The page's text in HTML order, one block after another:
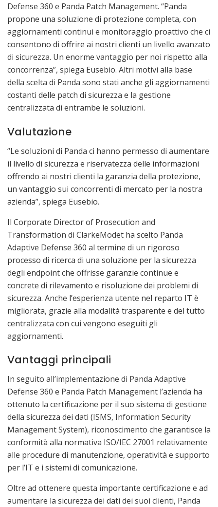
Defense 360 e Panda Patch Management. “Panda
propone una soluzione di protezione completa, con
aggiornamenti continui e monitoraggio proattivo che ci
consentono di offrire ai nostri clienti un livello avanzato
di sicurezza. Un enorme vantaggio per noi rispetto alla
concorrenza”, spiega Eusebio. Altri motivi alla base
della scelta di Panda sono stati anche gli aggiornamenti
costanti delle patch di sicurezza e la gestione
centralizzata di entrambe le soluzioni.
Valutazione
“Le soluzioni di Panda ci hanno permesso di aumentare
il livello di sicurezza e riservatezza delle informazioni
offrendo ai nostri clienti la garanzia della protezione,
un vantaggio sui concorrenti di mercato per la nostra
azienda”, spiega Eusebio.
Il Corporate Director of Prosecution and
Transformation di ClarkeModet ha scelto Panda
Adaptive Defense 360 al termine di un rigoroso
processo di ricerca di una soluzione per la sicurezza
degli endpoint che offrisse garanzie continue e
concrete di rilevamento e risoluzione dei problemi di
sicurezza. Anche l’esperienza utente nel reparto IT è
migliorata, grazie alla modalità trasparente e del tutto
centralizzata con cui vengono eseguiti gli
aggiornamenti.
Vantaggi principali
In seguito all’implementazione di Panda Adaptive
Defense 360 e Panda Patch Management l’azienda ha
ottenuto la certificazione per il suo sistema di gestione
della sicurezza dei dati (ISMS, Information Security
Management System), riconoscimento che garantisce la
conformità alla normativa ISO/IEC 27001 relativamente
alle procedure di manutenzione, operatività e supporto
per l’IT e i sistemi di comunicazione.
Oltre ad ottenere questa importante certificazione e ad
aumentare la sicurezza dei dati dei suoi clienti, Panda